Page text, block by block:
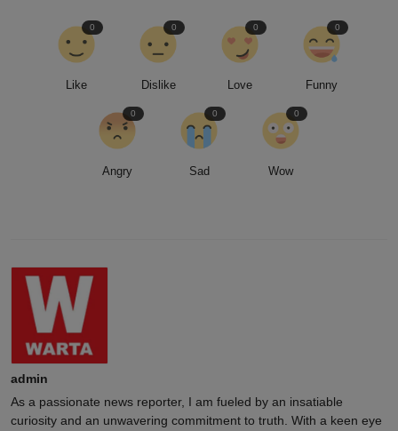
Like
0
Dislike
0
Love
0
Funny
0
Angry
0
Sad
0
Wow
0
admin
As a passionate news reporter, I am fueled by an insatiable
curiosity and an unwavering commitment to truth. With a keen eye